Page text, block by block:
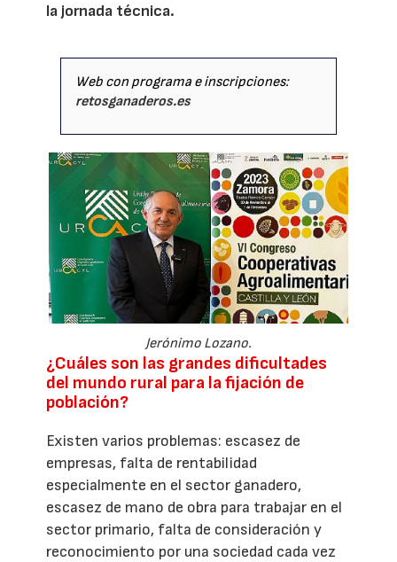
la jornada técnica.
Web con programa e inscripciones:
retosganaderos.es
Jerónimo Lozano.
¿Cuáles son las grandes dificultades
del mundo rural para la fijación de
población?
Existen varios problemas: escasez de
empresas, falta de rentabilidad
especialmente en el sector ganadero,
escasez de mano de obra para trabajar en el
sector primario, falta de consideración y
reconocimiento por una sociedad cada vez